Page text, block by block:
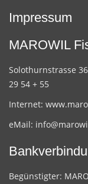
Impressum
MAROWIL
Solothurnstrasse
29 54 + 55
Internet:
eMail:
Begünstigter: